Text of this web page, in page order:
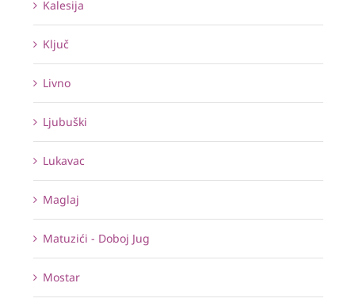
Kalesija
Ključ
Livno
Ljubuški
Lukavac
Maglaj
Matuzići - Doboj Jug
Mostar